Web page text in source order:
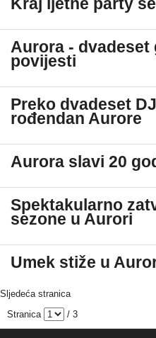
Kraj ljetne party
Aurora - dvadeset
povijesti
Preko dvadeset
rođendan Aurore
Aurora slavi 20
Spektakularno
sezone u Aurori
Umek stiže u
Sljedeća stranica
Stranica
/ 3